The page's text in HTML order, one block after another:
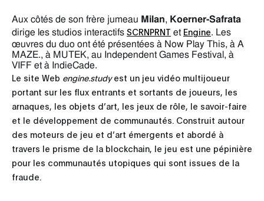
Aux côtés de son frère jumeau Milan, Koerner-Safrata
dirige les studios interactifs SCRNPRNT et Engine. Les
œuvres du duo ont été présentées à Now Play This, à A
MAZE., à MUTEK, au Independent Games Festival, à
VIFF et à IndieCade.
Le site Web engine.studyest un jeu vidéo multijoueur
portant sur les flux entrants et sortants de joueurs, les
arnaques, les objets d’art, les jeux de rôle, le savoir-faire
et le développement de communautés. Construit autour
des moteurs de jeu et d’art émergents et abordé à
travers le prisme de la blockchain, le jeu est une pépinière
pour les communautés utopiques qui sont issues de la
fraude.